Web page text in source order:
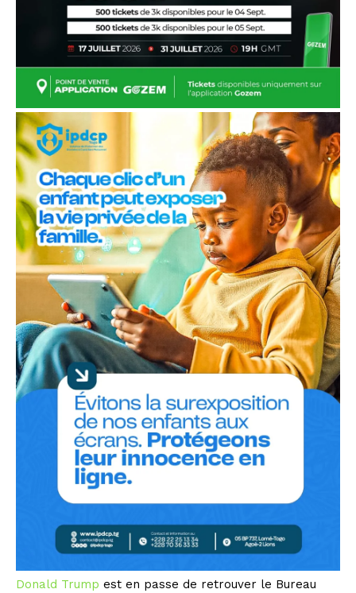
Donald Trump est en passe de retrouver le Bureau